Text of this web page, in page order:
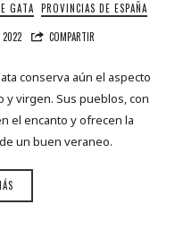
GATA PROVINCIAS DE ESPAÑA
2022 COMPARTIR
conserva aún el aspecto
y virgen. Sus pueblos, con
el encanto y ofrecen la
un buen veraneo.